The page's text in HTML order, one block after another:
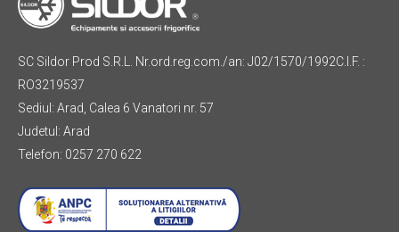
SC Sildor Prod S.R.L. Nr.ord.reg.com./an: J02/1570/1992C.I.F. :
RO3219537
Sediul: Arad, Calea 6 Vanatori nr. 57
Judetul: Arad
Telefon: 0257 270 622